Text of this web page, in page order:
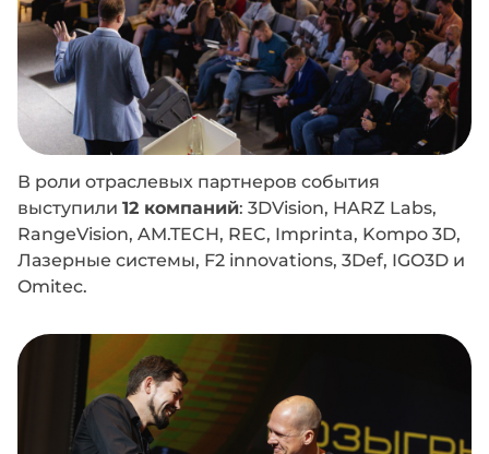
В роли отраслевых партнеров события
выступили 12 компаний: 3DVision, HARZ Labs,
RangeVision, AM.TECH, REC, Imprinta, Kompo 3D,
Лазерные системы, F2 innovations, 3Def, IGO3D и
Omitec.